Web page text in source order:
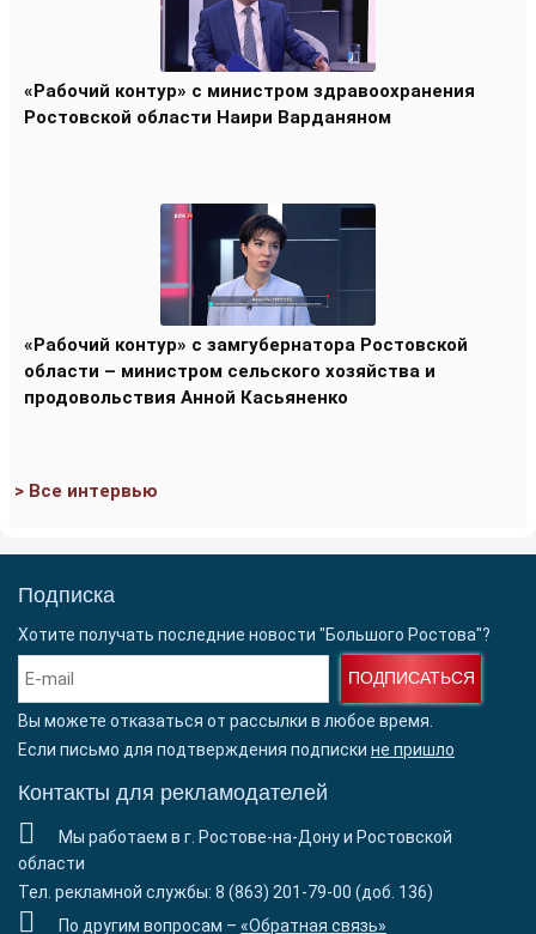
«Рабочий контур» с министром здравоохранения
Ростовской области Наири Варданяном
«Рабочий контур» с замгубернатора Ростовской
области – министром сельского хозяйства и
продовольствия Анной Касьяненко
> Все интервью
Подписка
Хотите получать последние новости "Большого Ростова"?
ПОДПИСАТЬСЯ
Вы можете отказаться от рассылки в любое время.
Если письмо для подтверждения подписки не пришло
Контакты для рекламодателей
Мы работаем в г. Ростове-на-Дону и Ростовской
области
Тел. рекламной службы: 8 (863) 201-79-00 (доб. 136)
По другим вопросам – «Обратная связь»